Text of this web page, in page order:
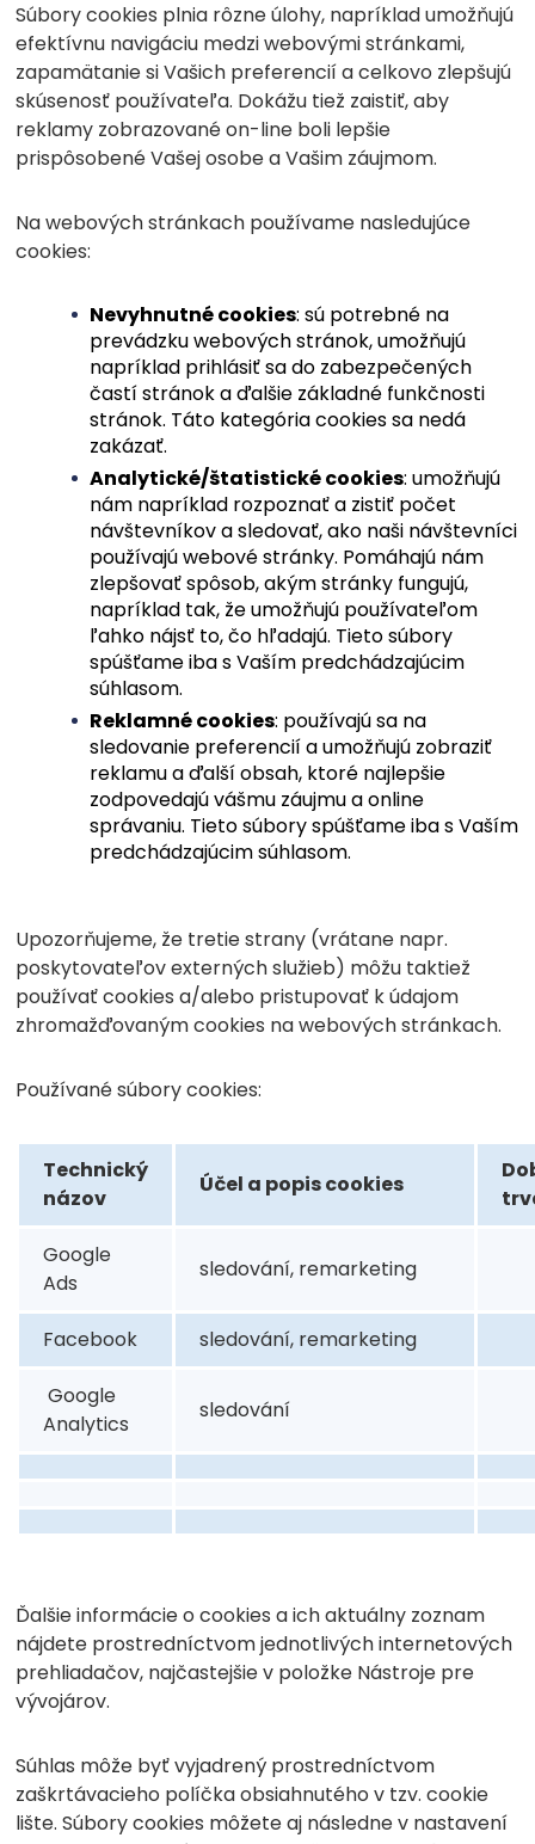
Súbory cookies plnia rôzne úlohy, napríklad umožňujú
efektívnu navigáciu medzi webovými stránkami,
zapamätanie si Vašich preferencií a celkovo zlepšujú
skúsenosť používateľa. Dokážu tiež zaistiť, aby
reklamy zobrazované on-line boli lepšie
prispôsobené Vašej osobe a Vašim záujmom.
Na webových stránkach používame nasledujúce
cookies:
Nevyhnutné cookies: sú potrebné na
prevádzku webových stránok, umožňujú
napríklad prihlásiť sa do zabezpečených
častí stránok a ďalšie základné funkčnosti
stránok. Táto kategória cookies sa nedá
zakázať.
Analytické/štatistické cookies: umožňujú
nám napríklad rozpoznať a zistiť počet
návštevníkov a sledovať, ako naši návštevníci
používajú webové stránky. Pomáhajú nám
zlepšovať spôsob, akým stránky fungujú,
napríklad tak, že umožňujú používateľom
ľahko nájsť to, čo hľadajú. Tieto súbory
spúšťame iba s Vaším predchádzajúcim
súhlasom.
Reklamné cookies: používajú sa na
sledovanie preferencií a umožňujú zobraziť
reklamu a ďalší obsah, ktoré najlepšie
zodpovedajú vášmu záujmu a online
správaniu. Tieto súbory spúšťame iba s Vaším
predchádzajúcim súhlasom.
Upozorňujeme, že tretie strany (vrátane napr.
poskytovateľov externých služieb) môžu taktiež
používať cookies a/alebo pristupovať k údajom
zhromažďovaným cookies na webových stránkach.
Používané súbory cookies:
Technický
názov
Účel a popis cookies
Google
Ads
sledování, remarketing
Facebook sledování, remarketing
Google
Analytics
sledování
Ďalšie informácie o cookies a ich aktuálny zoznam
nájdete prostredníctvom jednotlivých internetových
prehliadačov, najčastejšie v položke Nástroje pre
vývojárov.
Súhlas môže byť vyjadrený prostredníctvom
zaškrtávacieho políčka obsiahnutého v tzv. cookie
lište. Súbory cookies môžete aj následne v nastavení